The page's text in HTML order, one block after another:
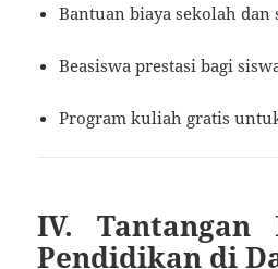
Bantuan biaya sekolah dan
Beasiswa prestasi bagi
Program kuliah gratis
IV. Tantangan
Pendidikan di